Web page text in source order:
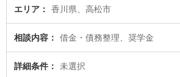
特に高松丸亀町法律事務所の石濱 貴文弁護士や弁護
土日や夜間に発生した奨学金の債務整理のトラブル
たい』『奨学金の債務整理のトラブル解決の実績豊
たい』『初回相談無料で奨学金の債務整理を法律相
エリア 香川県、高松市
相談内容 借金・債務整理、奨学金
詳細条件 未選択